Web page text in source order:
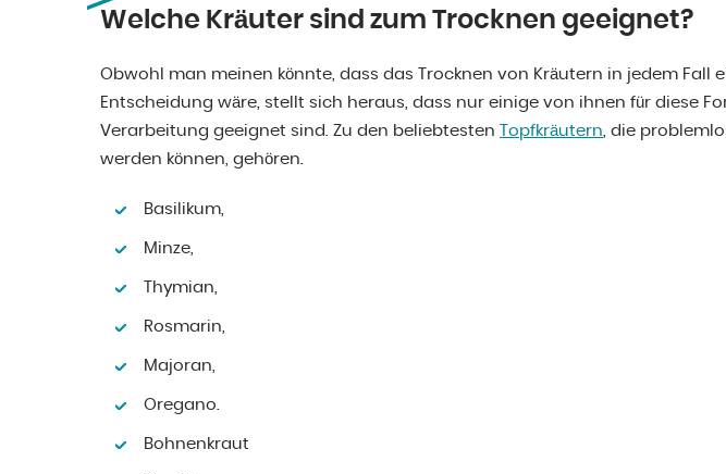
Welche Kräuter sind zum Trocknen geeignet?
Obwohl man meinen könnte, dass das Trocknen von Kräutern in jedem Fall
Entscheidung wäre, stellt sich heraus, dass nur einige von ihnen für diese
Verarbeitung geeignet sind. Zu den beliebtesten
Topfkräutern, die
werden können, gehören.
Basilikum,
Minze,
Thymian,
Rosmarin,
Majoran,
Oregano.
Bohnenkraut